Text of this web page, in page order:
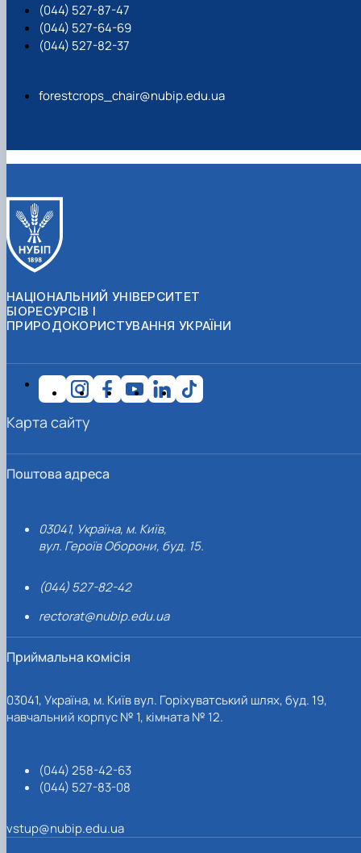
(044) 527-87-47
(044) 527-64-69
(044) 527-82-37
forestcrops_chair@nubip.edu.ua
НАЦІОНАЛЬНИЙ УНІВЕРСИТЕТ
БІОРЕСУРСІВ І
ПРИРОДОКОРИСТУВАННЯ УКРАЇНИ
Поштова адреса
03041, Україна, м. Київ,
вул. Героїв Оборони, буд. 15.
(044) 527-82-42
rectorat@nubip.edu.ua
Приймальна комісія
03041, Україна, м. Київ вул. Горіхуватський шлях, буд. 19,
навчальний корпус № 1, кімната № 12.
(044) 258-42-63
(044) 527-83-08
vstup@nubip.edu.ua
Карта сайту